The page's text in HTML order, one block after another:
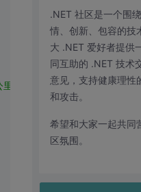
标 from dm_sd where
.NET 社区是一个围
情、创新、包容的技
大 .NET 爱好者提供
同互助的 .NET 技术
意见，支持健康理性
和攻击。
希望和大家一起共同
区氛围。